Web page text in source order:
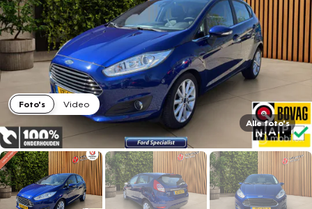
Foto's
Video
Alle foto's